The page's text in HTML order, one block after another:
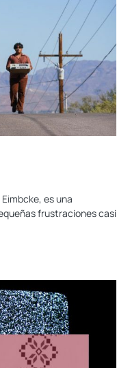
es una
frustraciones casi